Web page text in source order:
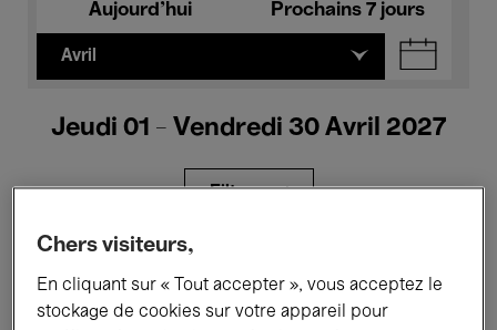
Aujourd'hui Prochains 7 jours
Avril
Jeudi 01 - Vendredi 30 Avril 2027
Filtres
Expositions Films Performances
Chers visiteurs,
En cliquant sur « Tout accepter », vous acceptez le
stockage de cookies sur votre appareil pour